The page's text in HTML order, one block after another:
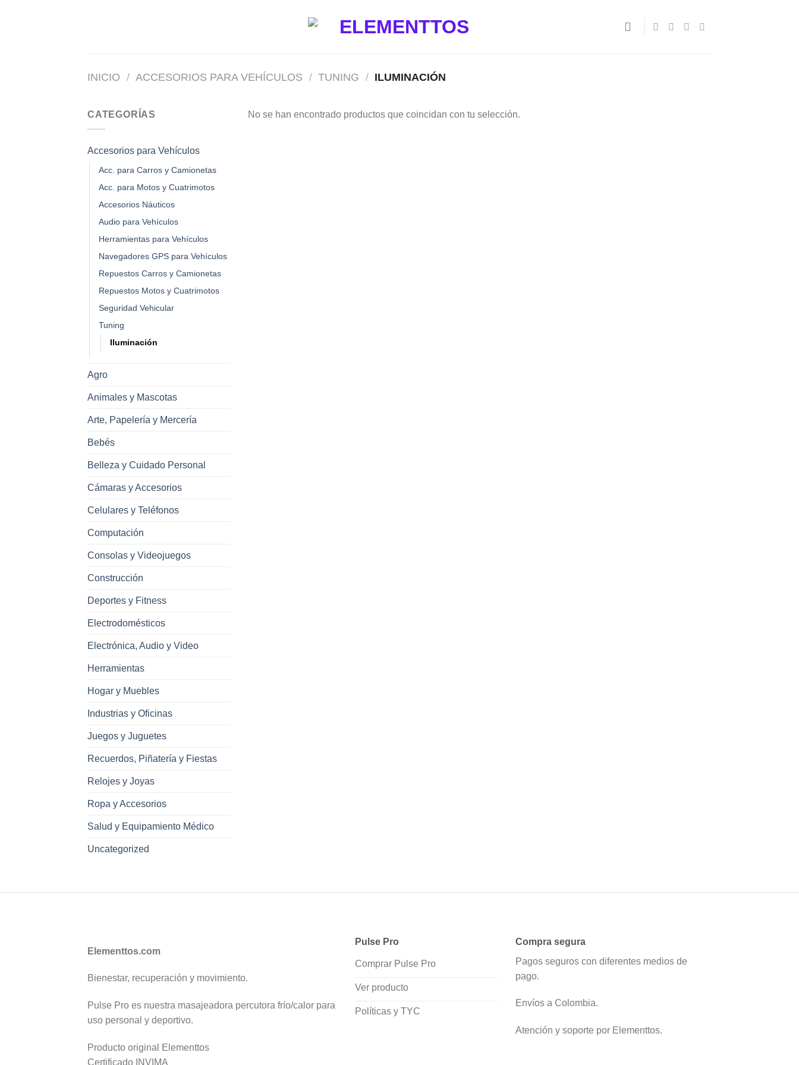
INICIO / ACCESORIOS PARA VEHÍCULOS / TUNING / ILUMINACIÓN
CATEGORÍAS
Accesorios para Vehículos
Acc. para Carros y Camionetas
Acc. para Motos y Cuatrimotos
Accesorios Náuticos
Audio para Vehículos
Herramientas para Vehículos
Navegadores GPS para Vehículos
Repuestos Carros y Camionetas
Repuestos Motos y Cuatrimotos
Seguridad Vehicular
Tuning
Iluminación
Agro
Animales y Mascotas
Arte, Papelería y Mercería
Bebés
Belleza y Cuidado Personal
Cámaras y Accesorios
Celulares y Teléfonos
Computación
Consolas y Videojuegos
Construcción
Deportes y Fitness
Electrodomésticos
Electrónica, Audio y Video
Herramientas
Hogar y Muebles
Industrias y Oficinas
Juegos y Juguetes
Recuerdos, Piñatería y Fiestas
Relojes y Joyas
Ropa y Accesorios
Salud y Equipamiento Médico
Uncategorized
No se han encontrado productos que coincidan con tu selección.
Elementtos.com
Bienestar, recuperación y movimiento.
Pulse Pro es nuestra masajeadora percutora frío/calor para
uso personal y deportivo.
Producto original Elementtos
Certificado INVIMA
Pulse Pro
Comprar Pulse Pro
Ver producto
Políticas y TYC
Compra segura
Pagos seguros con diferentes medios de
pago.
Envíos a Colombia.
Atención y soporte por Elementtos.